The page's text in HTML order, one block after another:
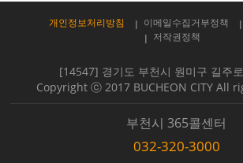
개인정보처리방침 이메일수집거부정책
저작권정책
[14547] 경기도 부천시 원미구 길주
Copyright ⓒ 2017 BUCHEON CITY All
부천시 365콜센터
032-320-3000